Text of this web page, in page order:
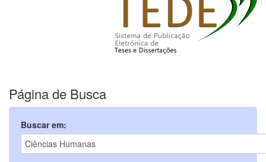
Página de Busca
Buscar em: